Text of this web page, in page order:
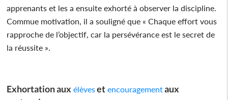
apprenants et les a ensuite exhorté à observer la discipline.
Commue motivation, il a souligné que « Chaque effort vous
rapproche de l’objectif, car la persévérance est le secret de
la réussite ».
Exhortation aux élèveset encouragementaux